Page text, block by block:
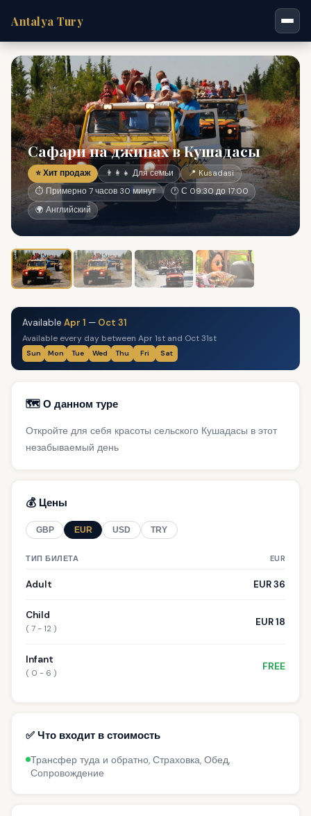
Antalya Tury
Сафари на джипах в Кушадасы
⭐ Хит продаж 👨‍👩‍👧 Для семьи
📍 Kusadasi
⏱ Примерно 7 часов 30 минут
🕐 С 09:30 до 17:00
🌍 Английский
Available Apr 1 — Oct 31
Available every day between Apr 1st and Oct 31st
Sun Mon Tue Wed Thu Fri Sat
🗺️ О данном туре
Откройте для себя красоты сельского Кушадасы в этот
незабываемый день
💰 Цены
GBP EUR USD TRY
ТИП БИЛЕТА EUR
Adult EUR 36
Child
( 7 - 12 )
EUR 18
Infant
( 0 - 6 )
FREE
✅ Что входит в стоимость
Трансфер туда и обратно, Страховка, Обед,
Сопровождение